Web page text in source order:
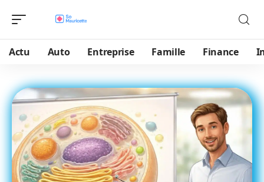
Actu Auto Entreprise Famille Finance